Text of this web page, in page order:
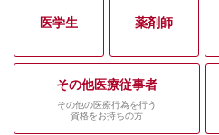
医学生 薬剤師
その他医療従事者
その他の医療行為を行う
資格をお持ちの方